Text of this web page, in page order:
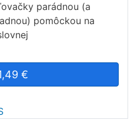
parádnou (a
pomôckou na
€